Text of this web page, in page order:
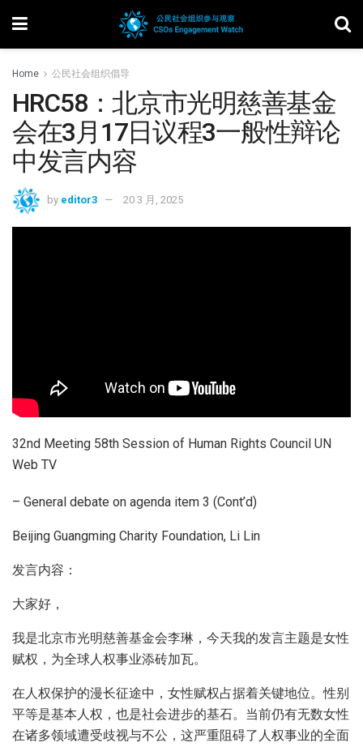
Home 公民社会组织倡导
HRC58：北京市光明慈善基金
会在3月17日议程3一般性辩论
中发言内容
by editor3 20 3 月, 2025
32nd Meeting 58th Session of Human Rights Council UN
Web TV
– General debate on agenda item 3 (Cont’d)
Beijing Guangming Charity Foundation, Li Lin
发言内容：
大家好，
我是北京市光明慈善基金会李琳，今天我的发言主题是女性
赋权，为全球人权事业添砖加瓦。
在人权保护的漫长征途中，女性赋权占据着关键地位。性别
平等是基本人权，也是社会进步的基石。当前仍有无数女性
在诸多领域遭受歧视与不公，这严重阻碍了人权事业的全面